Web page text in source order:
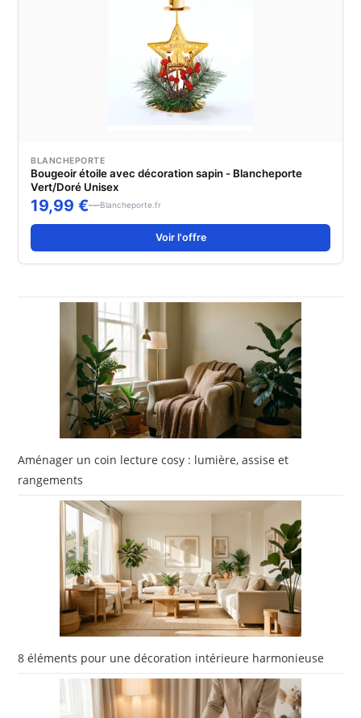
BLANCHEPORTE
Bougeoir étoile avec décoration sapin - Blancheporte
Vert/Doré Unisex
19,99 € Blancheporte.fr
Voir l'offre
Aménager un coin lecture cosy : lumière, assise et
rangements
8 éléments pour une décoration intérieure harmonieuse